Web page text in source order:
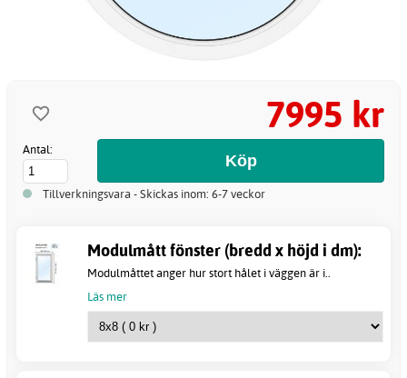
7995 kr
Antal:
Tillverkningsvara - Skickas inom: 6-7 veckor
Modulmått fönster (bredd x höjd i dm):
Modulmåttet anger hur stort hålet i väggen är i..
Läs mer